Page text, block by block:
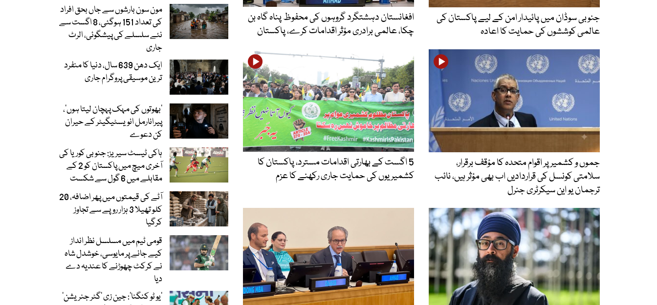
جنوبی سوڈان میں پائیدار امن کے لیے پاکستان کی
عالمی کوششوں کی حمایت کا اعادہ
افغانستان دہشتگرد گروہوں کی محفوظ پناہ گاہ بن
چکا، عالمی برادری مؤثر اقدامات کرے، پاکستان
جموں و کشمیر پر اقوام متحدہ کا مؤقف برقرار،
سلامتی کونسل کی قراردادیں اب بھی مؤثر ہیں، نائب
ترجمان یو این سیکرٹری جنرل
5 اگست کے بھارتی اقدامات مسترد، پاکستان کا
کشمیریوں کی حمایت جاری رکھنے کا عزم
مون سون بارشوں سے جاں بحق افراد
کی تعداد 151 ہوگئی، 8 اگست سے
نئے سلسلے کی پیشگوئی، الرٹ
جاری
ایک دھن 639 سال، دنیا کا منفرد
ترین موسیقی پروگرام جاری
‘بھوتوں کی مہک پہچان لیتا ہوں’،
پیرانارمل انویسٹیگیٹر کے حیران
کن دعوے
ہاکی ٹیسٹ سیریز: جنوبی کوریا کی
آخری میچ میں پاکستان کو 2 کے
مقابلے میں 6 گول سے شکست
آٹے کی قیمتوں میں پھر اضافہ، 20
کلو تھیلا 3 ہزار روپے سے تجاوز
کرگیا
قومی ٹیم میں مسلسل نظر انداز
کیے جانے پر مایوسی، خوشدل شاہ
نے کرکٹ چھوڑنے کا عندیہ دے
دیا
’یو ٹو کنگنا‘: جین زی ’گٹر جنریشن‘